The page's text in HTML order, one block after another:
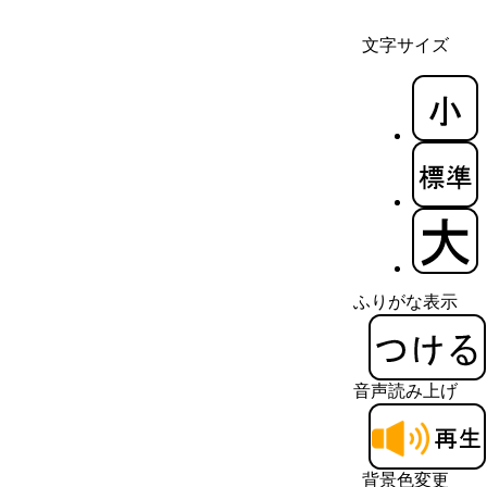
文字サイズ
ふりがな表示
音声読み上げ
背景色変更